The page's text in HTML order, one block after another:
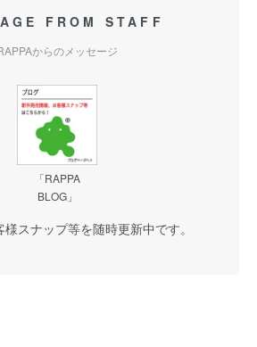
FROM STAFF
からのメッセージ
「RAPPA
BLOG」
スナップ等を随時更新中です。